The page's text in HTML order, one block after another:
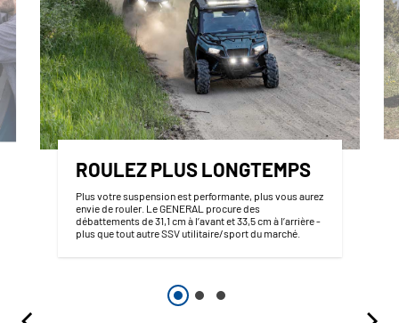
ROULEZ PLUS LONGTEMPS
Plus votre suspension est performante, plus vous aurez
envie de rouler. Le GENERAL procure des
débattements de 31,1 cm à l’avant et 33,5 cm à l’arrière -
plus que tout autre SSV utilitaire/sport du marché.